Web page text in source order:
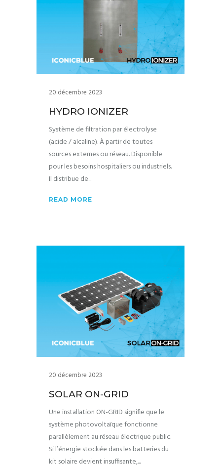
20 décembre 2023
HYDRO IONIZER
Système de filtration par électrolyse
(acide / alcaline). À partir de toutes
sources externes ou réseau. Disponible
pour les besoins hospitaliers ou industriels.
Il distribue de
READ MORE
20 décembre 2023
SOLAR ON-GRID
Une installation ON-GRID signifie que le
système photovoltaïque fonctionne
parallèlement au réseau électrique public.
Si l’énergie stockée dans les batteries du
kit solaire devient insuffisante,